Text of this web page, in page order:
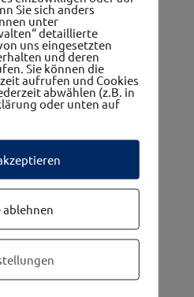
im westwinkel
Sie sich anders
unter
detaillierte
uns eingesetzten
und deren
Sie können die
aufrufen und Cookies
abwählen (z.B. in
oder unten auf
ablehnen